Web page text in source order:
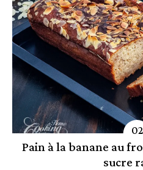
Pain à la banane au
sucre